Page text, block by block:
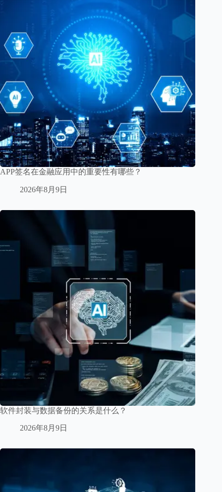
APP签名在金融应用中的重要性有哪些？
2026年8月9日
软件封装与数据备份的关系是什么？
2026年8月9日